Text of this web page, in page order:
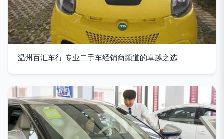
温州百汇车行 专业二手车经销商频道的卓越之选